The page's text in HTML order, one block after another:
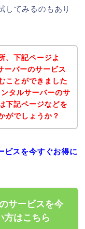
してみるのもあり
、下記ページよ
ーバーのサービス
ことができました
タルサーバーのサ
下記ページなどを
がでしょうか？
ビスを今すぐお得に
サービスを今
方はこちら